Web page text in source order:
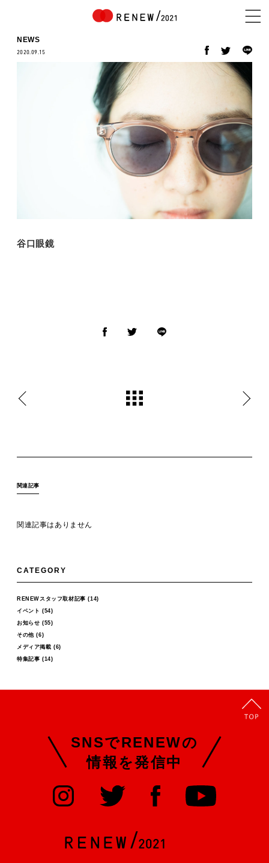
ACCESS / STAY
NEWS
2020.09.15
谷口眼鏡
関連記事
関連記事はありません
CATEGORY
RENEWスタッフ取材記事 (14)
イベント (54)
お知らせ (55)
その他(6)
メディア掲載 (6)
特集記事 (14)
SNSでRENEWの
情報を発信中